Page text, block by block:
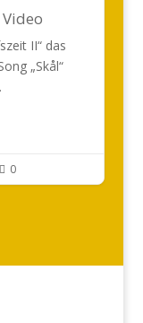
II“ das
„Skål“
 0